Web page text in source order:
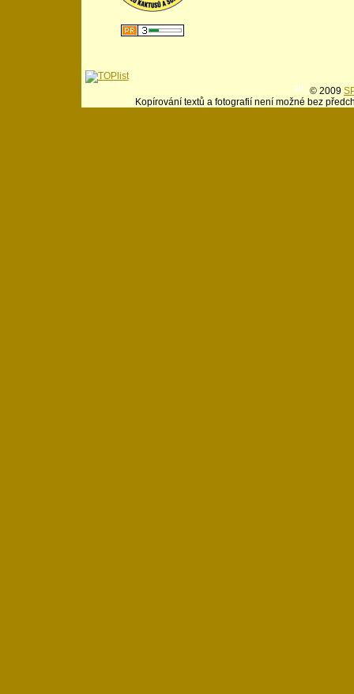
© 2009
Kopírování textů a fotografií není možné bez